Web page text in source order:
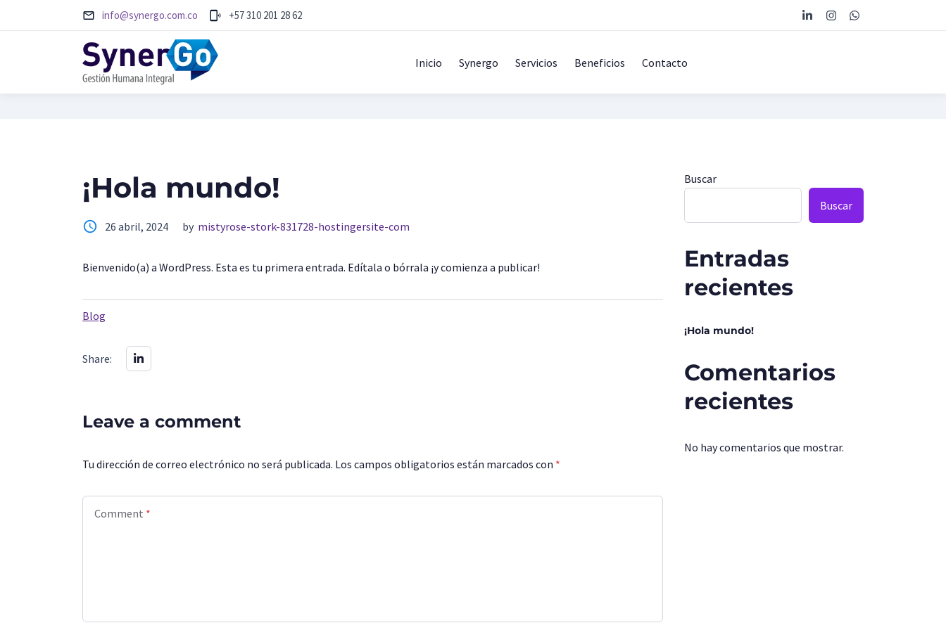
mail info@synergo.com.co phonelink_ring +57 310 201 28 62
Inicio Synergo Servicios Beneficios Contacto
¡Hola mundo!
access_time 26 abril, 2024 by mistyrose-stork-831728-hostingersite-com
Bienvenido(a) a WordPress. Esta es tu primera entrada. Edítala o bórrala ¡y comienza a publicar!
Blog
Share:
Leave a comment
Tu dirección de correo electrónico no será publicada. Los campos obligatorios están marcados con *
Comment *
Buscar
Buscar
Entradas
recientes
¡Hola mundo!
Comentarios
recientes
No hay comentarios que mostrar.